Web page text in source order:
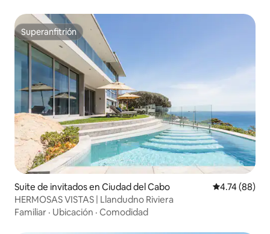
Superanfitrión
Superanfitrión
Suite de invitados en Ciudad del Cabo Calificación
4.74 (88)
HERMOSAS VISTAS | Llandudno Riviera
Familiar · Ubicación · Comodidad